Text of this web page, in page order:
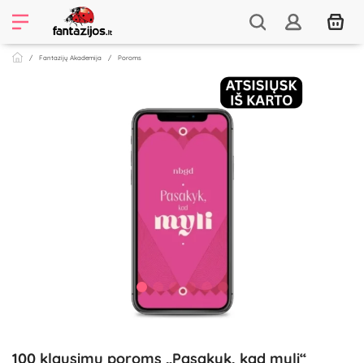
Fantazijų Akademija Poroms
100 klausimų poroms „Pasakyk, kad myli“